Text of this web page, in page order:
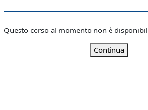
Questo corso al momento non è
Continua